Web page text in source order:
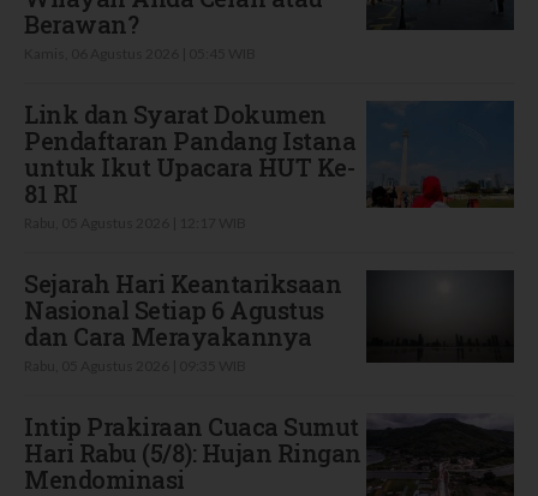
Berawan?
Link dan Syarat Dokumen
Pendaftaran Pandang Istana
untuk Ikut Upacara HUT Ke-
81 RI
Sejarah Hari Keantariksaan
Nasional Setiap 6 Agustus
dan Cara Merayakannya
Intip Prakiraan Cuaca Sumut
Hari Rabu (5/8): Hujan Ringan
Mendominasi